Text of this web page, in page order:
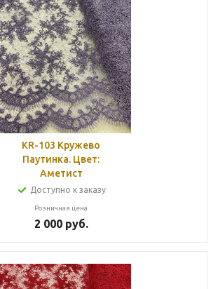
KR-103 Кружево
Паутинка. Цвет:
Аметист
Доступно к заказу
Розничная цена
2 000руб.